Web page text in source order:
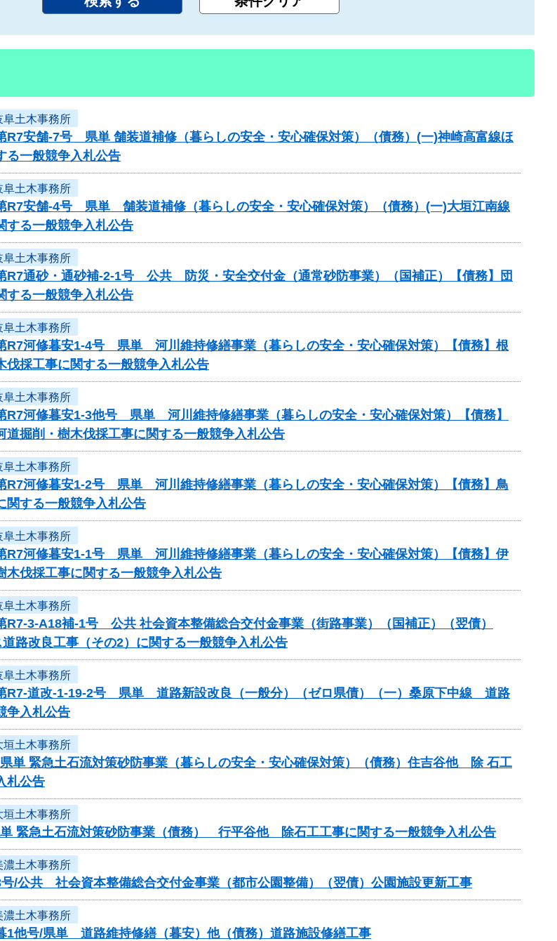
阜土木事務所
R7安舗-7号 県単 舗装道補修（暮らしの安全・安心確保対策）（債務）(一)神崎高富線ほ
一般競争入札公告
阜土木事務所
R7安舗-4号 県単 舗装道補修（暮らしの安全・安心確保対策）（債務）(一)大垣江南線
る一般競争入札公告
阜土木事務所
R7通砂・通砂補-2-1号 公共 防災・安全交付金（通常砂防事業）（国補正）【債務】団
る一般競争入札公告
阜土木事務所
R7河修暮安1-4号 県単 河川維持修繕事業（暮らしの安全・安心確保対策）【債務】根
採工事に関する一般競争入札公告
阜土木事務所
R7河修暮安1-3他号 県単 河川維持修繕事業（暮らしの安全・安心確保対策）【債務】
掘削・樹木伐採工事に関する一般競争入札公告
阜土木事務所
R7河修暮安1-2号 県単 河川維持修繕事業（暮らしの安全・安心確保対策）【債務】鳥
する一般競争入札公告
阜土木事務所
R7河修暮安1-1号 県単 河川維持修繕事業（暮らしの安全・安心確保対策）【債務】伊
伐採工事に関する一般競争入札公告
阜土木事務所
R7-3-A18補-1号 公共 社会資本整備総合交付金事業（街路事業）（国補正）（翌債）
路改良工事（その2）に関する一般競争入札公告
阜土木事務所
第R7-道改-1-19-2号 県単 道路新設改良（一般分）（ゼロ県債）（一）桑原下中線 道路
争入札公告
垣土木事務所
単 緊急土石流対策砂防事業（暮らしの安全・安心確保対策）（債務）住吉谷他 除 石工
札公告
垣土木事務所
緊急土石流対策砂防事業（債務） 行平谷他 除石工工事に関する一般競争入札公告
濃土木事務所
号/公共 社会資本整備総合交付金事業（都市公園整備）（翌債）公園施設更新工事
濃土木事務所
1他号/県単 道路維持修繕（暮安）他（債務）道路施設修繕工事